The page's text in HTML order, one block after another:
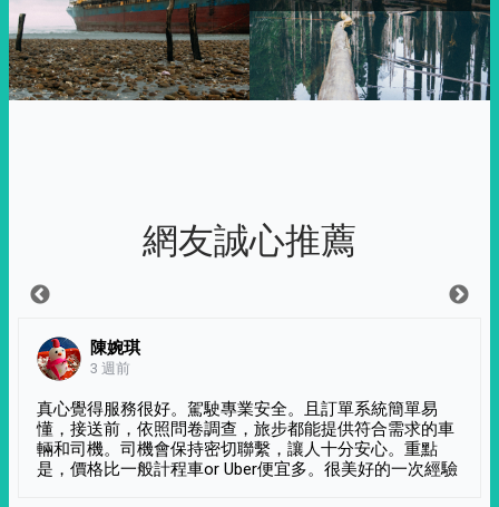
網友誠心推薦
陳婉琪
3 週前
真心覺得服務很好。駕駛專業安全。且訂單系統簡單易
懂，接送前，依照問卷調查，旅步都能提供符合需求的車
輛和司機。司機會保持密切聯繫，讓人十分安心。重點
是，價格比一般計程車or Uber便宜多。很美好的一次經驗